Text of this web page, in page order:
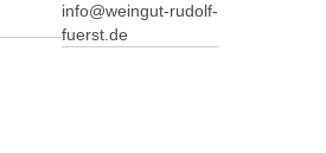
info@weingut-rudolf-
fuerst.de